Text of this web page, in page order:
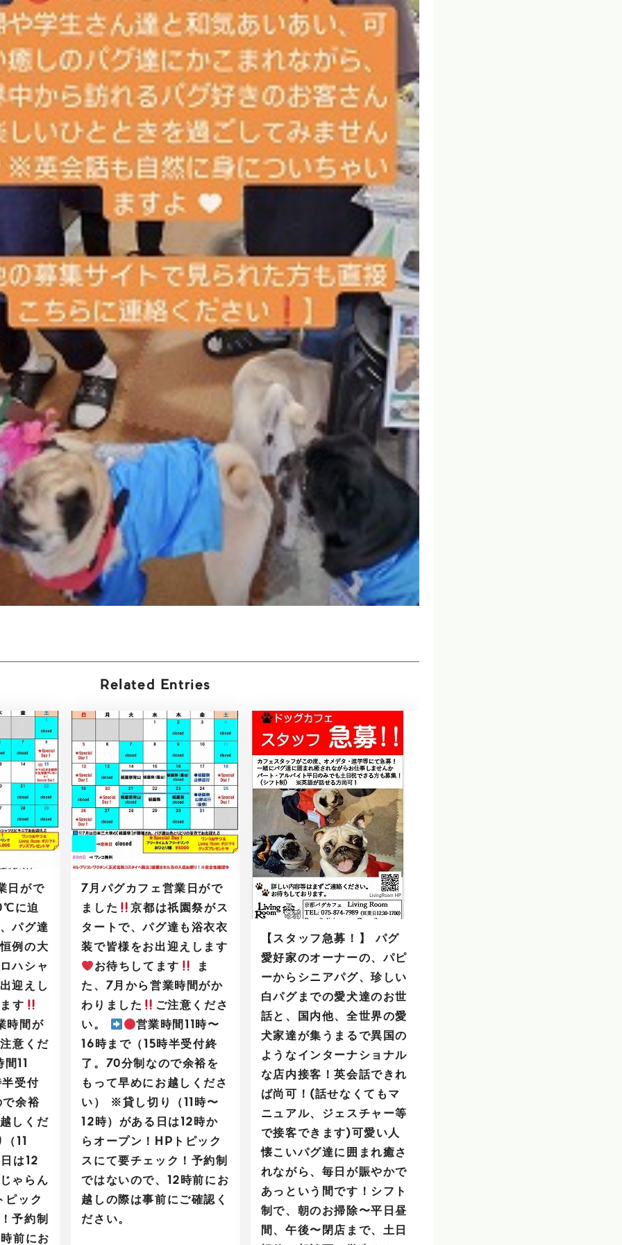
Related Entries
日がで
に迫
パグ達
例の大
ハシャ
迎えし
す
時間が
意くだ
11
受付
で余裕
しくだ
11
は12
ゃらん
ピック
予約制
前にお
7月パグカフェ営業日がで
ました
京都は祇園祭がス
タートで、パグ達も浴衣衣
装で皆様をお出迎えします
お待ちしてます
ま
た、7月から営業時間がか
わりました
ご注意くださ
い。
営業時間11時〜
16時まで（15時半受付終
了。70分制なので余裕を
もって早めにお越しくださ
い） ※貸し切り（11時〜
12時）がある日は12時か
らオープン！HPトピック
スにて要チェック！予約制
ではないので、12時前にお
越しの際は事前にご確認く
ださい。
【スタッフ急募！】 パグ
愛好家のオーナーの、パピ
ーからシニアパグ、珍しい
白パグまでの愛犬達のお世
話と、国内他、全世界の愛
犬家達が集うまるで異国の
ようなインターナショナル
な店内接客！英会話できれ
ば尚可！(話せなくてもマ
ニュアル、ジェスチャー等
で接客できます)可愛い人
懐こいパグ達に囲まれ癒さ
れながら、毎日が賑やかで
あっという間です！シフト
制で、朝のお掃除〜平日昼
間、午後〜閉店まで、土日